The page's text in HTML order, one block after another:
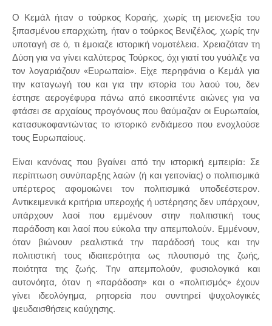
Ο Κεμάλ ήταν ο τούρκος Κοραής, χωρίς τη μειονεξία του
ξιπασμένου επαρχιώτη, ήταν ο τούρκος Βενιζέλος, χωρίς την
υποταγή σε ό, τι έμοιαζε ιστορική νομοτέλεια. Χρειαζόταν τη
Δύση για να γίνει καλύτερος Τούρκος, όχι γιατί του γυάλιζε να
τον λογαριάζουν «Ευρωπαίο». Είχε περηφάνια ο Κεμάλ για
την καταγωγή του και για την ιστορία του λαού του, δεν
έστησε αερογέφυρα πάνω από εικοσιπέντε αιώνες για να
φτάσει σε αρχαίους προγόνους που θαύμαζαν οι Ευρωπαίοι,
κατασυκοφαντώντας το ιστορικό ενδιάμεσο που ενοχλούσε
τους Ευρωπαίους.
Είναι κανόνας που βγαίνει από την ιστορική εμπειρία: Σε
περίπτωση συνύπαρξης λαών (ή και γειτονίας) ο πολιτισμικά
υπέρτερος αφομοιώνει τον πολιτισμικά υποδεέστερον.
Αντικειμενικά κριτήρια υπεροχής ή υστέρησης δεν υπάρχουν,
υπάρχουν λαοί που εμμένουν στην πολιτιστική τους
παράδοση και λαοί που εύκολα την απεμπολούν. Eμμένουν,
όταν βιώνουν ρεαλιστικά την παράδοσή τους και την
πολιτιστική τους ιδιαιτερότητα ως πλουτισμό της ζωής,
ποιότητα της ζωής. Tην απεμπολούν, φυσιολογικά και
αυτονόητα, όταν η «παράδοση» και ο «πολιτισμός» έχουν
γίνει ιδεολόγημα, ρητορεία που συντηρεί ψυχολογικές
ψευδαισθήσεις καύχησης.